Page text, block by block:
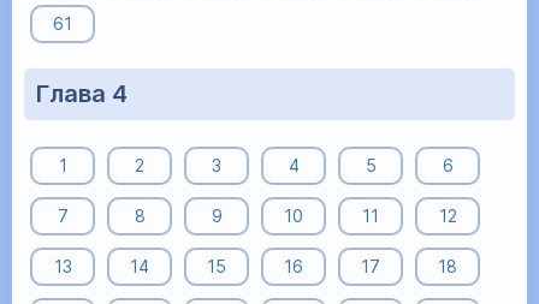
61
Глава 4
1 2 3 4 5 6
7 8 9 10 11 12
13 14 15 16 17 18